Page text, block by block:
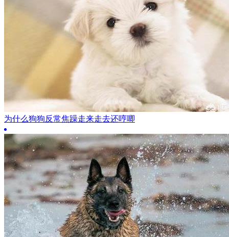
为什么狗狗反常焦躁走来走去还哼唧